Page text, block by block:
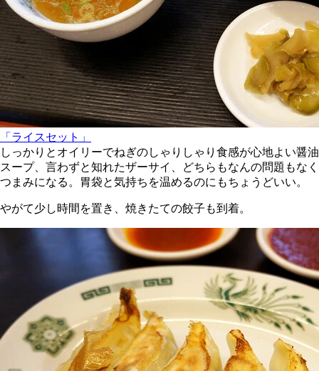
「ライスセット」
しっかりとオイリーでねぎのしゃりしゃり食感が心地よい醤油
スープ、言わずと知れたザーサイ、どちらもなんの問題もなく
つまみになる。胃袋と気持ちを温めるのにもちょうどいい。
やがて少し時間を置き、焼きたての餃子も到着。